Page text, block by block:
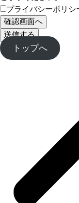
プライバシーポリシ
トップへ